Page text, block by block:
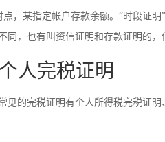
，某指定帐户存款余额。“时段证
，也有叫资信证明和存款证明的，
个人完税证明
的完税证明有个人所得税完税证